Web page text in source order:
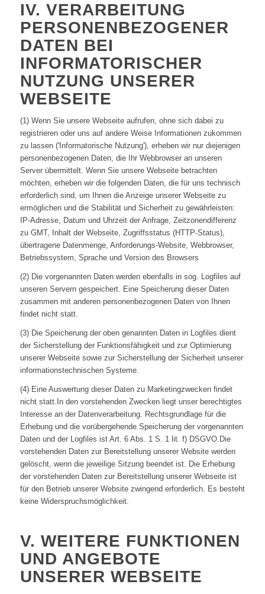
IV. VERARBEITUNG
PERSONENBEZOGENER
DATEN BEI
INFORMATORISCHER
NUTZUNG UNSERER
WEBSEITE
(1) Wenn Sie unsere Webseite aufrufen, ohne sich dabei zu
registrieren oder uns auf andere Weise Informationen zukommen
zu lassen ('Informatorische Nutzung'), erheben wir nur diejenigen
personenbezogenen Daten, die Ihr Webbrowser an unseren
Server übermittelt. Wenn Sie unsere Webseite betrachten
möchten, erheben wir die folgenden Daten, die für uns technisch
erforderlich sind, um Ihnen die Anzeige unserer Webseite zu
ermöglichen und die Stabilität und Sicherheit zu gewährleisten:
IP-Adresse, Datum und Uhrzeit der Anfrage, Zeitzonendifferenz
zu GMT, Inhalt der Webseite, Zugriffsstatus (HTTP-Status),
übertragene Datenmenge, Anforderungs-Website, Webbrowser,
Betriebssystem, Sprache und Version des Browsers
(2) Die vorgenannten Daten werden ebenfalls in sog. Logfiles auf
unseren Servern gespeichert. Eine Speicherung dieser Daten
zusammen mit anderen personenbezogenen Daten von Ihnen
findet nicht statt.
(3) Die Speicherung der oben genannten Daten in Logfiles dient
der Sicherstellung der Funktionsfähigkeit und zur Optimierung
unserer Webseite sowie zur Sicherstellung der Sicherheit unserer
informationstechnischen Systeme.
(4) Eine Auswertung dieser Daten zu Marketingzwecken findet
nicht statt.In den vorstehenden Zwecken liegt unser berechtigtes
Interesse an der Datenverarbeitung. Rechtsgrundlage für die
Erhebung und die vorübergehende Speicherung der vorgenannten
Daten und der Logfiles ist Art. 6 Abs. 1 S. 1 lit. f) DSGVO.Die
vorstehenden Daten zur Bereitstellung unserer Website werden
gelöscht, wenn die jeweilige Sitzung beendet ist. Die Erhebung
der vorstehenden Daten zur Bereitstellung unserer Webseite ist
für den Betrieb unserer Website zwingend erforderlich. Es besteht
keine Widerspruchsmöglichkeit.
V. WEITERE FUNKTIONEN
UND ANGEBOTE
UNSERER WEBSEITE